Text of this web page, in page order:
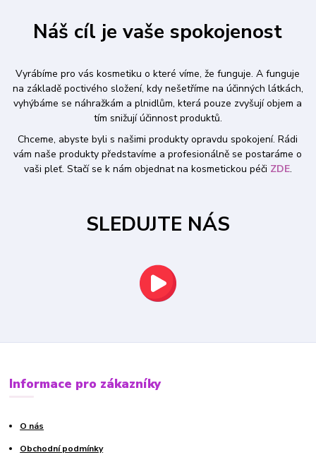
Náš cíl je vaše spokojenost
Vyrábíme pro vás kosmetiku o které víme, že funguje. A funguje
na základě poctivého složení, kdy nešetříme na účinných látkách,
vyhýbáme se náhražkám a plnidlům, která pouze zvyšují objem a
tím snižují účinnost produktů.
Chceme, abyste byli s našimi produkty opravdu spokojení. Rádi
vám naše produkty představíme a profesionálně se postaráme o
vaši pleť. Stačí se k nám objednat na kosmetickou péči ZDE.
SLEDUJTE NÁS
Informace pro zákazníky
O nás
Obchodní podmínky